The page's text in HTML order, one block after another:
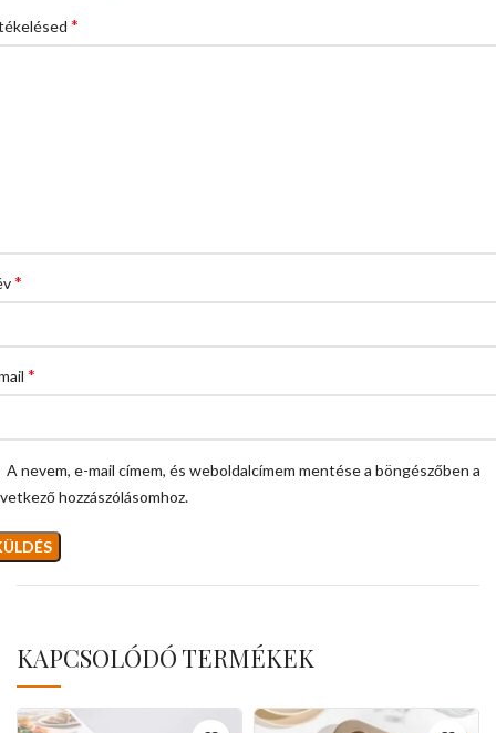
*
*
*
A nevem, e-mail címem, és weboldalcímem mentése a böngészőben a
hozzászólásomhoz.
KAPCSOLÓDÓ TERMÉKEK